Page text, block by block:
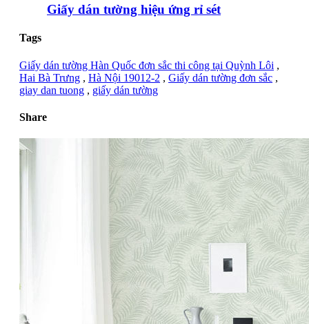
Giấy dán tường hiệu ứng rỉ sét
Tags
Giấy dán tường Hàn Quốc đơn sắc thi công tại Quỳnh Lôi ,
Hai Bà Trưng , Hà Nội 19012-2 , Giấy dán tường đơn sắc ,
giay dan tuong , giấy dán tường
Share